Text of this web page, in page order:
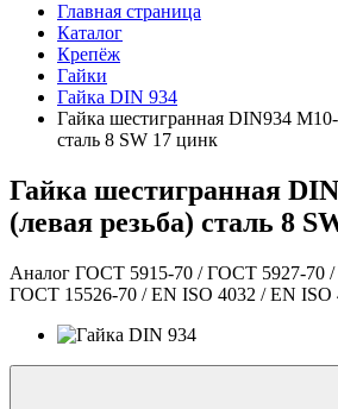
Главная страница
Каталог
Крепёж
Гайки
Гайка DIN 934
Гайка шестигранная DIN934 М10-
сталь 8 SW 17 цинк
Гайка шестигранная
(левая резьба) сталь 8
Аналог ГОСТ 5915-70 / ГОСТ 5927-70
ГОСТ 15526-70 / EN ISO 4032 / EN ISO